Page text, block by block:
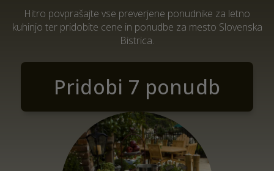
Hitro povprašajte vse preverjene ponudnike za letno
kuhinjo ter pridobite cene in ponudbe za mesto Slovenska
Bistrica.
Pridobi 7 ponudb